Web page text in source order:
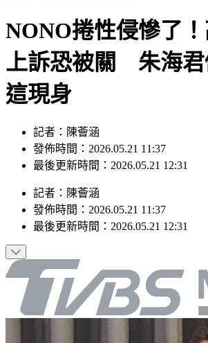
NONO捲性侵慘了
上訴恐被關 朱海君
這現身
發佈時間：2026.05.21 11:37
最後更新時間：2026.05.21 12:31
發佈時間：2026.05.21 11:37
最後更新時間：2026.05.21 12:31